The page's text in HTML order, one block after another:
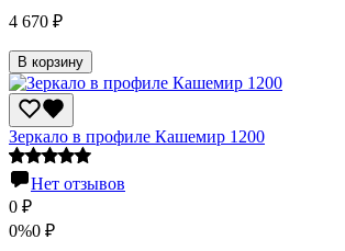
4 670 ₽
В корзину
Зеркало в профиле Кашемир 1200
Нет отзывов
0 ₽
0%0 ₽